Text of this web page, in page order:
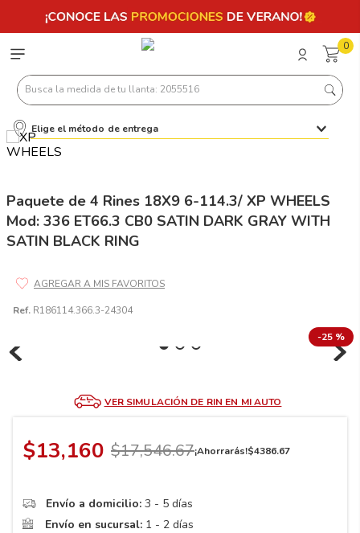
0
Busca la medida de tu llanta: 2055516
Elige el método de entrega
Paquete de 4 Rines 18X9 6-114.3/ XP WHEELS
Mod: 336 ET66.3 CB0 SATIN DARK GRAY WITH
SATIN BLACK RING
Ref. R186114.366.3-24304
-25 %
VER SIMULACIÓN DE RIN EN MI AUTO
$13,160 $17,546.67¡Ahorrarás!$4386.67
Envío a domicilio: 3 - 5 días
Envío en sucursal: 1 - 2 días
Términos más buscados
3.225